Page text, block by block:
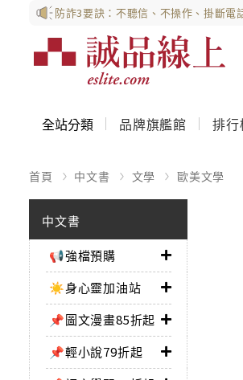
防詐3要訣：不聽信、不操作、掛斷電
全站分類 品牌旗艦館 排行
首頁 中文書 文學 歐美文學
中文書
📢強檔預購
☀️身心靈加油站
📌圖文漫畫85折起
📌輕小說79折起